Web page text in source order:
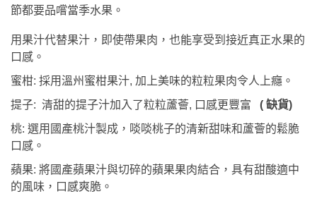
節都要品嚐當季水果。
用果汁代替果汁，即使帶果肉，也能享受到接近真正水果的
口感。
蜜柑: 採用溫州蜜柑果汁, 加上美味的粒粒果肉令人上癮。
提子: 清甜的提子汁加入了粒粒蘆薈, 口感更豐富
( 缺貨)
桃: 選用國產桃汁製成，啖啖桃子的清新甜味和蘆薈的鬆脆
口感。
蘋果: 將國產蘋果汁與切碎的蘋果果肉結合，具有甜酸適中
的風味，口感爽脆。